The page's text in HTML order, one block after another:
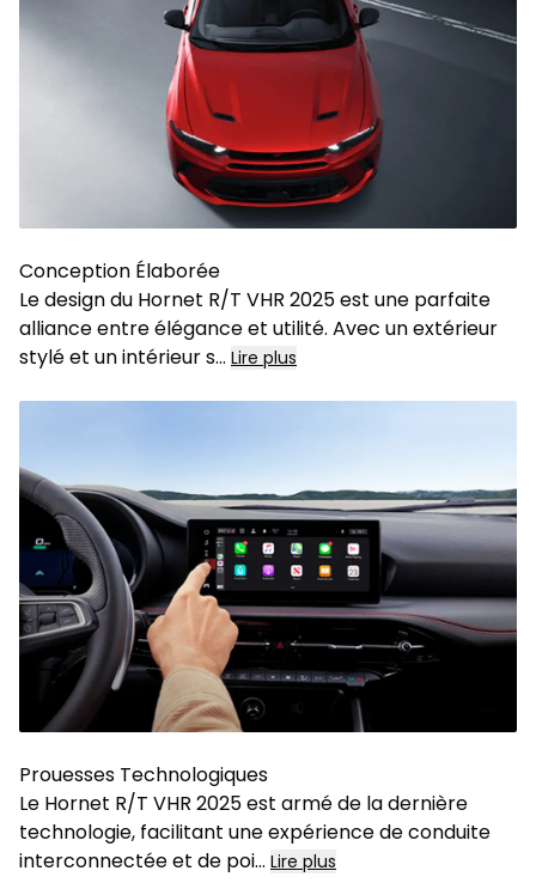
Conception Élaborée
Le design du Hornet R/T VHR 2025 est une parfaite
alliance entre élégance et utilité. Avec un extérieur
stylé et un intérieur s... Lire plus
Prouesses Technologiques
Le Hornet R/T VHR 2025 est armé de la dernière
technologie, facilitant une expérience de conduite
interconnectée et de poi... Lire plus